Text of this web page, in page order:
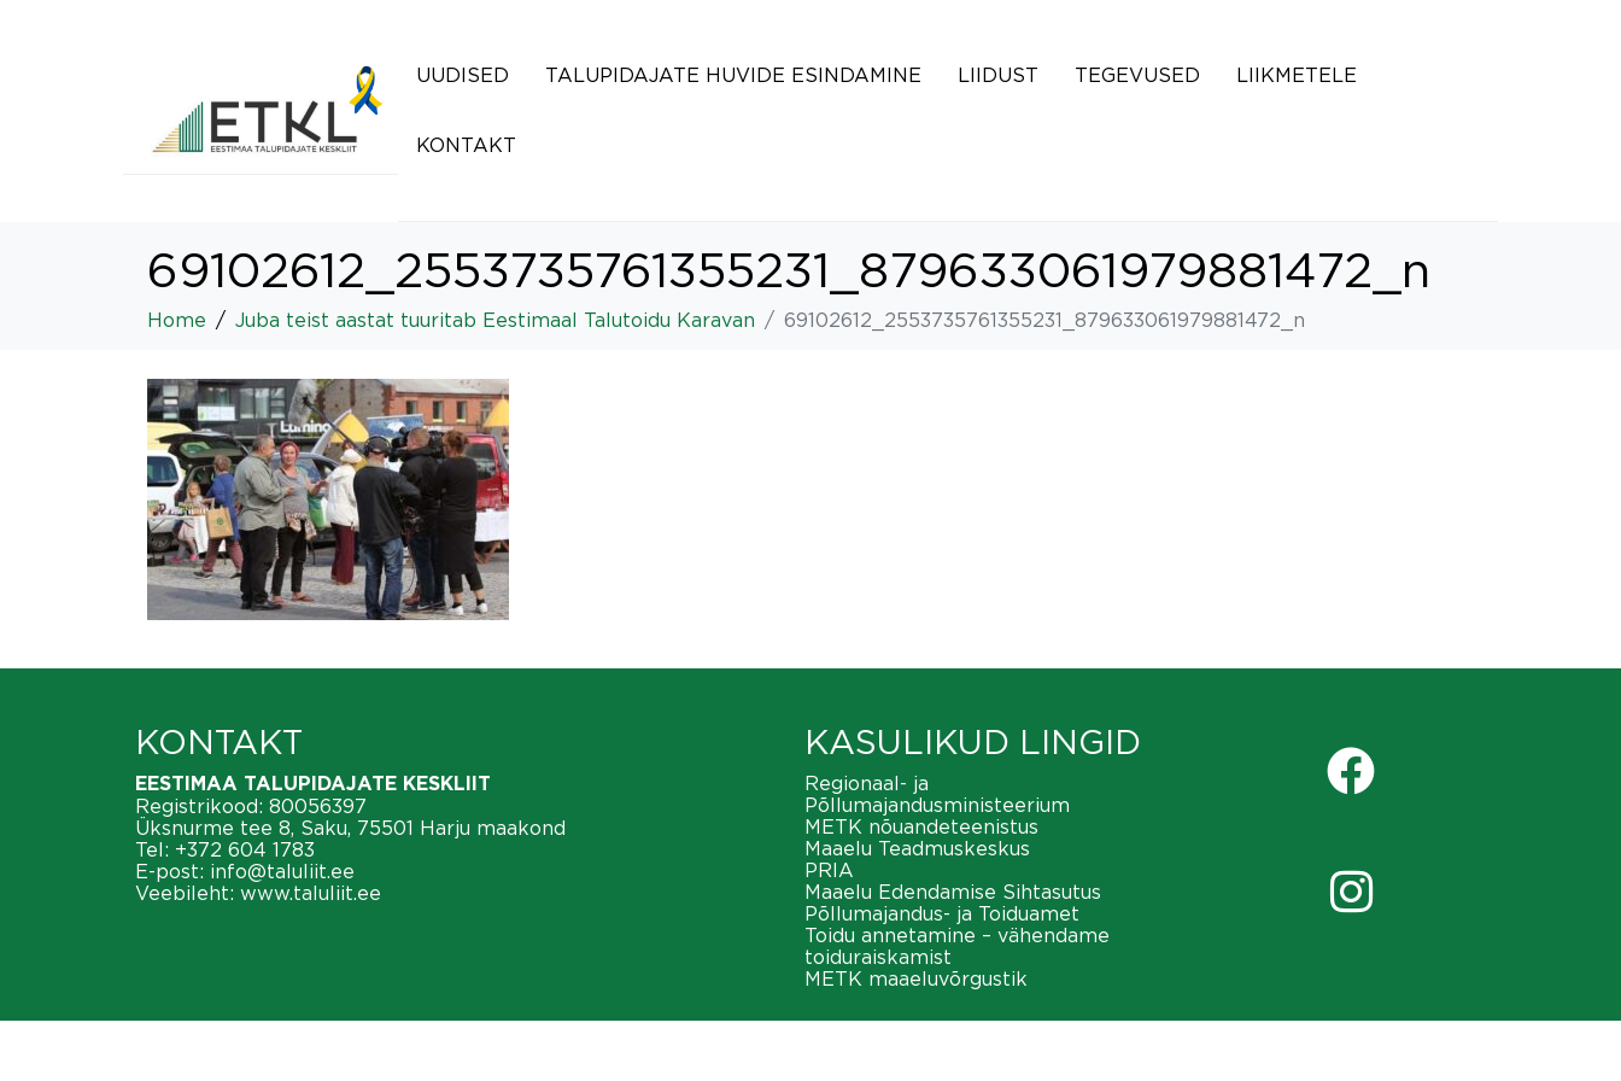
UUDISED TALUPIDAJATE HUVIDE ESINDAMINE LIIDUST TEGEVUSED LIIKMETELE
KONTAKT
69102612_2553735761355231_879633061979881472_n
Home Juba teist aastat tuuritab Eestimaal Talutoidu Karavan 69102612_2553735761355231_879633061979881472_n
KONTAKT
EESTIMAA TALUPIDAJATE KESKLIIT
Registrikood: 80056397
Üksnurme tee 8, Saku, 75501 Harju maakond
Tel: +372 604 1783
E-post: info@taluliit.ee
Veebileht: www.taluliit.ee
KASULIKUD LINGID
Regionaal- ja
Põllumajandusministeerium
METK nõuandeteenistus
Maaelu Teadmuskeskus
PRIA
Maaelu Edendamise Sihtasutus
Põllumajandus- ja Toiduamet
Toidu annetamine – vähendame
toiduraiskamist
METK maaeluvõrgustik